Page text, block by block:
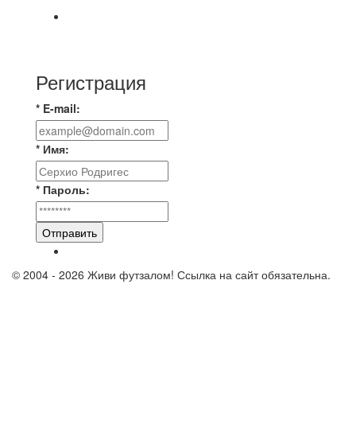
Регистрация
* E-mail:
* Имя:
* Пароль:
Отправить
© 2004 - 2026 Живи футзалом! Ссылка на сайт обязательна.